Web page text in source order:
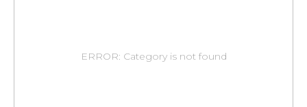
ERROR: Category is not found